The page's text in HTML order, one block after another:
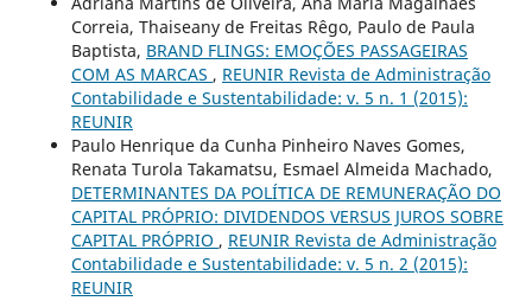
Correia, Thaiseany de Freitas Rêgo, Paulo de Paula
Baptista, BRAND FLINGS: EMOÇÕES PASSAGEIRAS
COM AS MARCAS , REUNIR Revista de Administração
Contabilidade e Sustentabilidade: v. 5 n. 1 (2015):
REUNIR
Paulo Henrique da Cunha Pinheiro Naves Gomes,
Renata Turola Takamatsu, Esmael Almeida Machado,
DETERMINANTES DA POLÍTICA DE REMUNERAÇÃO DO
CAPITAL PRÓPRIO: DIVIDENDOS VERSUS JUROS SOBRE
CAPITAL PRÓPRIO , REUNIR Revista de Administração
Contabilidade e Sustentabilidade: v. 5 n. 2 (2015):
REUNIR